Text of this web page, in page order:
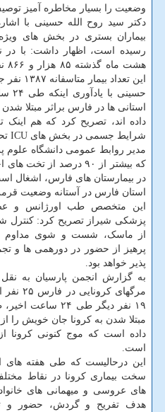
وضعیت را بسیار مخاطره آمیز
دکتر سید روح الله حسینی با اشاره
رسیده است، اظهار داشت: با در
این تعداد بیمار متاسفانه ۱۳۸۷ نفر جان باخته اند.
استانی ها در فارس براثر مبتلا
شرایط جسمی در بخش های ICU تحت مراقبت های ویژه قرار دارند.
مدیر روابط عمومی دانشگاه علوم
که بیشتر از ۹۰ درصد از
در بیمارستان های فارس، اشغال
استان فارس در آستانه وضعیت قرمز
این متخصص طب اورژانس و
پزشکی شیراز تصریح کرد: کنترل
از ماسک، شست و شوی مداوم
پرهیز از حضور در دورهمی ها و
پذیر خواهد بود.
به گزارش انجمن پارسیان به نقل
مبتلا شدن به کرونا جان خویش را
داده است که موج کنونی کرونا
است.
این درحالیست که طی هفته های
سخت بیماری کرونا در نقاط
های عروسی و میهمانی های
هدف تفریح و گردش، حضور و